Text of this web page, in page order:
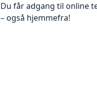
Du får adgang til online
– også hjemmefra!